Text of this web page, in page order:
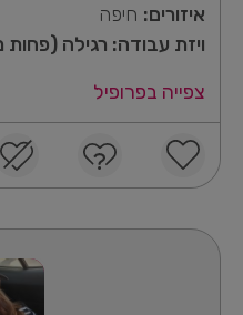
איזורים: חיפה
ויזת עבודה: רגילה (פחות מ-5
צפייה בפרופיל